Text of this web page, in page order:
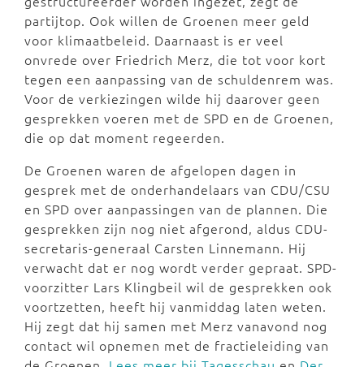
partijtop. Ook willen de Groenen meer geld
voor klimaatbeleid. Daarnaast is er veel
onvrede over Friedrich Merz, die tot voor kort
tegen een aanpassing van de schuldenrem was.
Voor de verkiezingen wilde hij daarover geen
gesprekken voeren met de SPD en de Groenen,
die op dat moment regeerden.
De Groenen waren de afgelopen dagen in
gesprek met de onderhandelaars van CDU/CSU
en SPD over aanpassingen van de plannen. Die
gesprekken zijn nog niet afgerond, aldus CDU-
secretaris-generaal Carsten Linnemann. Hij
verwacht dat er nog wordt verder gepraat. SPD-
voorzitter Lars Klingbeil wil de gesprekken ook
voortzetten, heeft hij vanmiddag laten weten.
Hij zegt dat hij samen met Merz vanavond nog
contact wil opnemen met de fractieleiding van